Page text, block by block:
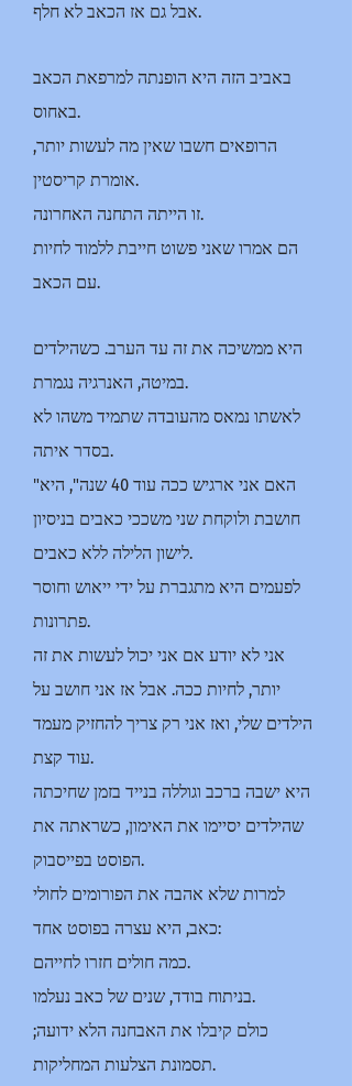
אבל גם אז הכאב לא חלף.
באביב הזה היא הופנתה למרפאת הכאב
באחוס.
הרופאים חשבו שאין מה לעשות יותר,
אומרת קריסטין.
זו הייתה התחנה האחרונה.
הם אמרו שאני פשוט חייבת ללמוד לחיות
עם הכאב.
היא ממשיכה את זה עד הערב. כשהילדים
במיטה, האנרגיה נגמרת.
לאשתו נמאס מהעובדה שתמיד משהו לא
בסדר איתה.
"האם אני ארגיש ככה עוד 40 שנה", היא
חושבת ולוקחת שני משככי כאבים בניסיון
לישון הלילה ללא כאבים.
לפעמים היא מתגברת על ידי ייאוש וחוסר
פתרונות.
אני לא יודע אם אני יכול לעשות את זה
יותר, לחיות ככה. אבל אז אני חושב על
הילדים שלי, ואז אני רק צריך להחזיק מעמד
עוד קצת.
היא ישבה ברכב וגוללה בנייד בזמן שחיכתה
שהילדים יסיימו את האימון, כשראתה את
הפוסט בפייסבוק.
למרות שלא אהבה את הפורומים לחולי
כאב, היא עצרה בפוסט אחד:
כמה חולים חזרו לחייהם.
בניתוח בודד, שנים של כאב נעלמו.
כולם קיבלו את האבחנה הלא ידועה;
תסמונת הצלעות המחליקות.